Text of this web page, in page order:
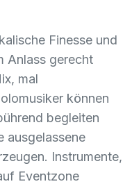
Finesse und
Anlass gerecht
mal
können
begleiten
ausgelassene
Instrumente,
Eventzone